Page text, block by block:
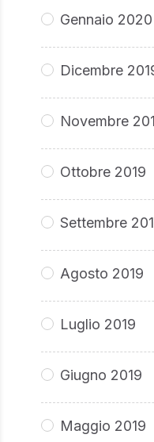
Gennaio 2020
Dicembre
Novembre
Ottobre 2019
Settembre
Agosto 2019
Luglio 2019
Giugno 2019
Maggio 2019